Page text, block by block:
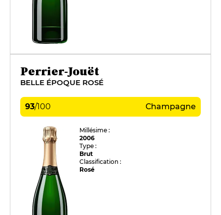
Perrier-Jouët
BELLE ÉPOQUE ROSÉ
93/100 Champagne
Millésime :
2006
Type :
Brut
Classification :
Rosé